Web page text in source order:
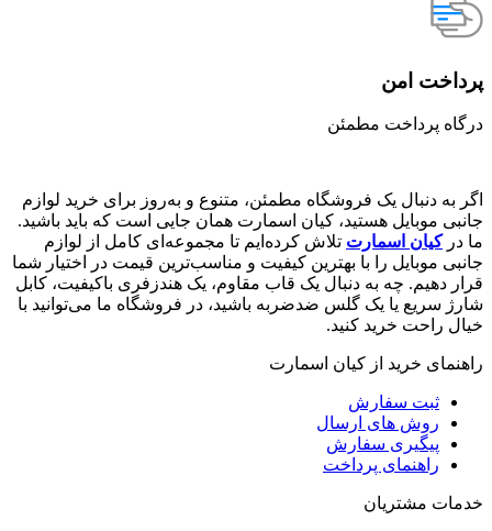
پرداخت امن
درگاه پرداخت مطمئن
اگر به دنبال یک فروشگاه مطمئن، متنوع و به‌روز برای خرید لوازم
جانبی موبایل هستید، کیان اسمارت همان جایی است که باید باشید.
ما درکیان اسمارت تلاش کرده‌ایم تا مجموعه‌ای کامل از لوازم
جانبی موبایل را با بهترین کیفیت و مناسب‌ترین قیمت در اختیار شما
قرار دهیم. چه به دنبال یک قاب مقاوم، یک هندزفری باکیفیت، کابل
شارژ سریع یا یک گلس ضدضربه باشید، در فروشگاه ما می‌توانید با
خیال راحت خرید کنید.
راهنمای خرید از کیان اسمارت
ثبت سفارش
روش‌ های ارسال
پیگیری سفارش
راهنمای پرداخت
خدمات مشتریان